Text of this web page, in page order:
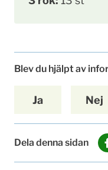
Blev du hjälpt av
Ja Nej
Dela denna sidan